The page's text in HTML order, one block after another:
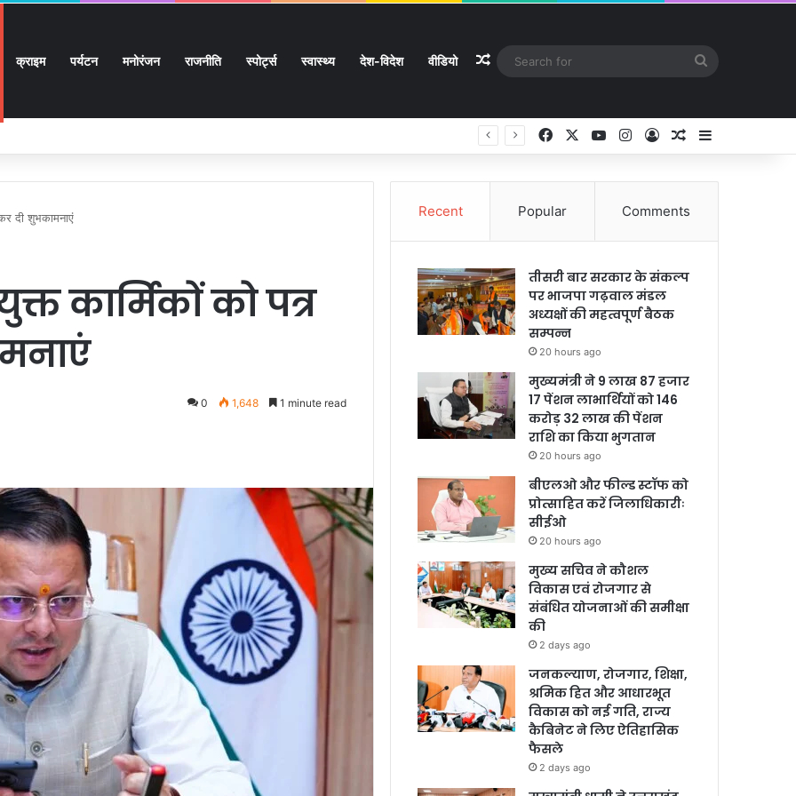
क्राइम पर्यटन मनोरंजन राजनीति स्पोर्ट्स स्वास्थ्य देश-विदेश वीडियो Random Article
87 हजार 17 पेंशन लाभार्थियों को 146 करोड़ 32 लाख की पेंशन राशि का किया भुगतान Facebook YouTubeInstagram
Log InRandom Article
दी शुभकामनाएं
कार्मिकों को पत्र
0 1,648 1 minute read
Recent Popular Comments
तीसरी बार सरकार के संकल्प
पर भाजपा गढ़वाल मंडल
अध्यक्षों की महत्वपूर्ण बैठक
सम्पन्न
20 hours ago
मुख्यमंत्री ने 9 लाख 87 हजार
17 पेंशन लाभार्थियों को 146
करोड़ 32 लाख की पेंशन
राशि का किया भुगतान
20 hours ago
बीएलओ और फील्ड स्टॉफ को
प्रोत्साहित करें जिलाधिकारीः
सीईओ
20 hours ago
मुख्य सचिव ने कौशल
विकास एवं रोजगार से
संबंधित योजनाओं की समीक्षा
की
2 days ago
जनकल्याण, रोजगार, शिक्षा,
श्रमिक हित और आधारभूत
विकास को नई गति, राज्य
कैबिनेट ने लिए ऐतिहासिक
फैसले
2 days ago